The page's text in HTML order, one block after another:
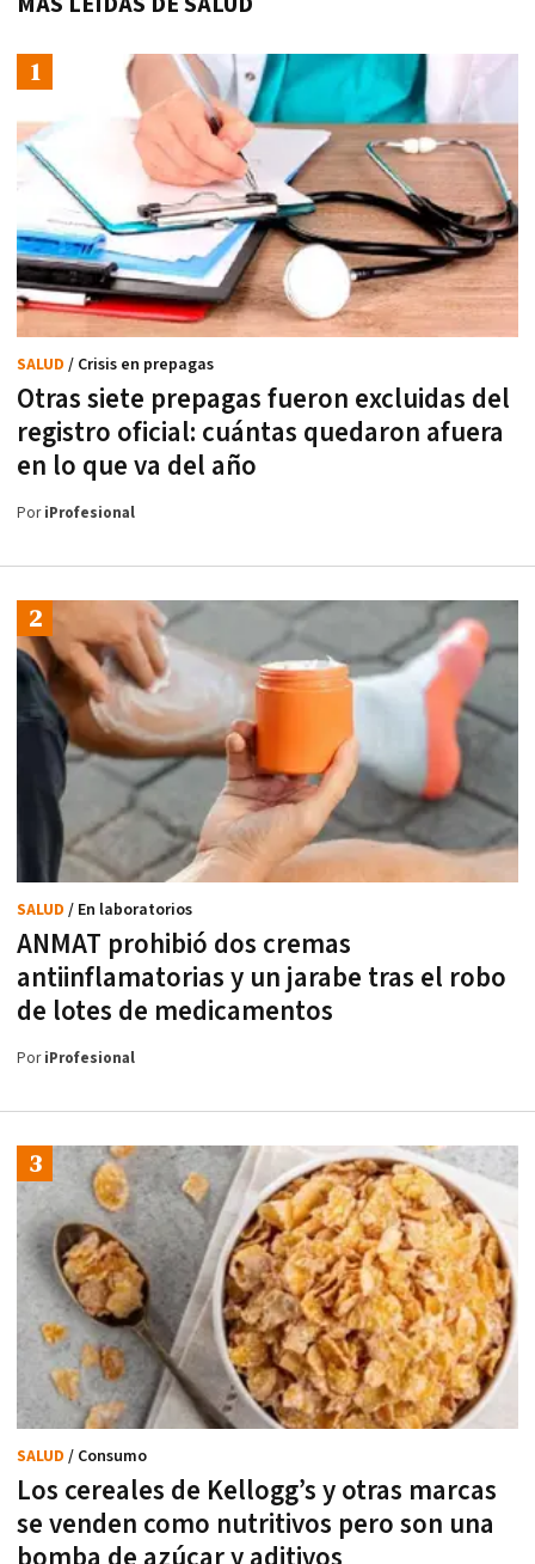
Otras siete prepagas fueron excluidas del
registro oficial: cuántas quedaron afuera
en lo que va del año
SALUD / Crisis en prepagas
PoriProfesional
ANMAT prohibió dos cremas
antiinflamatorias y un jarabe tras el robo
de lotes de medicamentos
SALUD / En laboratorios
PoriProfesional
Los cereales de Kellogg’s y otras marcas
se venden como nutritivos pero son una
SALUD / Consumo